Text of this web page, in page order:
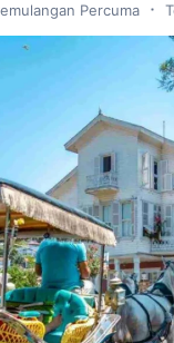
Percuma